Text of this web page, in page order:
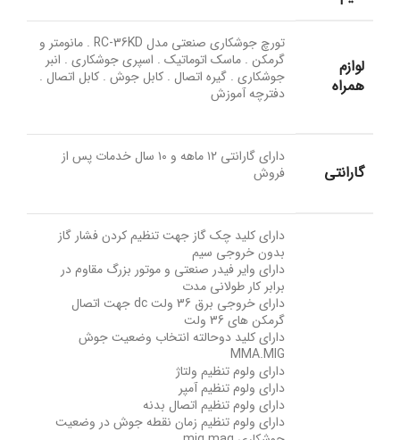
لوازم
همراه
تورچ جوشکاری صنعتی مدل RC-36KD . مانومتر و
گرمکن . ماسک اتوماتیک . اسپری جوشکاری . انبر
جوشکاری . گیره اتصال . کابل جوش . کابل اتصال .
دفترچه آموزش
گارانتی
دارای گارانتی ۱۲ ماهه و ۱۰ سال خدمات پس از
فروش
دارای کلید چک گاز جهت تنظیم کردن فشار گاز
بدون خروجی سیم
دارای وایر فیدر صنعتی و موتور بزرگ مقاوم در
برابر کار طولانی مدت
دارای خروجی برق 36 ولت dc جهت اتصال
گرمکن های 36 ولت
دارای کلید دوحالته انتخاب وضعیت جوش
MMA.MIG
دارای ولوم تنظیم ولتاژ
دارای ولوم تنظیم آمپر
دارای ولوم تنظیم اتصال بدنه
دارای ولوم تنظیم زمان نقطه جوش در وضعیت